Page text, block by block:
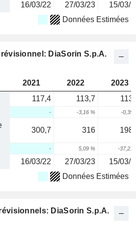
16/03/22 27/03/23 15/03/
Données Estimées
DiaSorin S.p.A.
2021 2022
2023
117,4 113,7
- -3,16 % -0,39
300,7 316
- 5,09 % -37,21
16/03/22 27/03/23 15/03/
Données Estimées
DiaSorin S.p.A.